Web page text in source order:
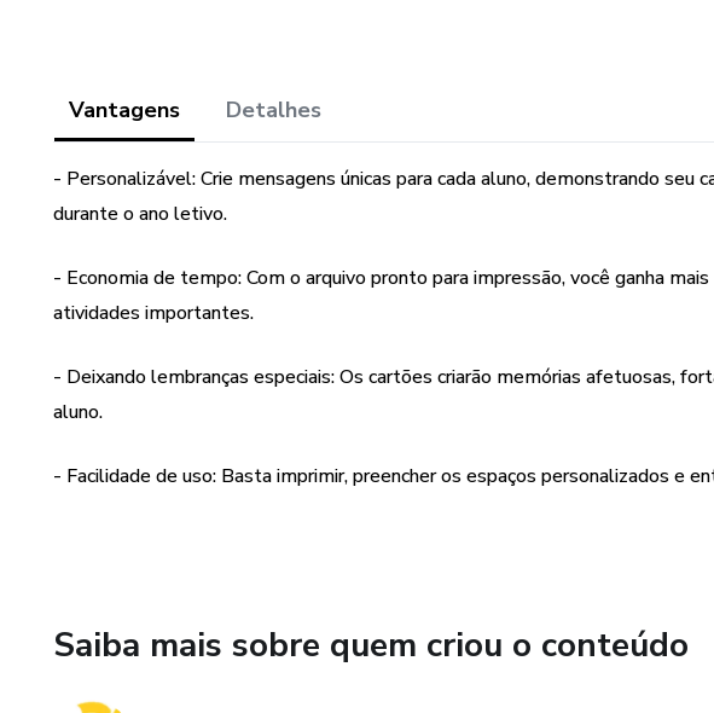
Vantagens Detalhes
- Personalizável: Crie mensagens únicas para cada aluno, demonstrando seu
durante o ano letivo.
- Economia de tempo: Com o arquivo pronto para impressão, você ganha
atividades importantes.
- Deixando lembranças especiais: Os cartões criarão memórias afetuosas,
aluno.
- Facilidade de uso: Basta imprimir, preencher os espaços personalizados e
Saiba mais sobre quem criou o conteúdo